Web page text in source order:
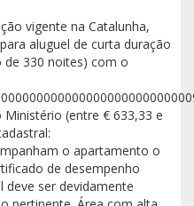
vigente na Catalunha,
aluguel de curta duração
330 noites) com o
(entre € 633,33 e
o apartamento o
de desempenho
ser devidamente